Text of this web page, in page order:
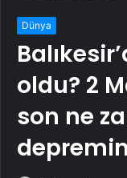
Dünya
oldu? 2
son ne